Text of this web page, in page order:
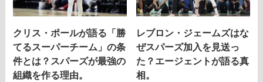
クリス・ポールが語る「勝
てるスーパーチーム」の条
件とは？スパーズが最強の
組織を作る理由。
レブロン・ジェームズはな
ぜスパーズ加入を見送っ
た？エージェントが語る真
相。